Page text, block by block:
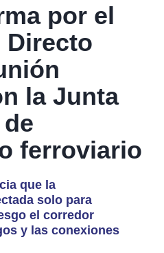
por el
Directo
la Junta
ferroviario
que la
solo para
el corredor
y las conexiones